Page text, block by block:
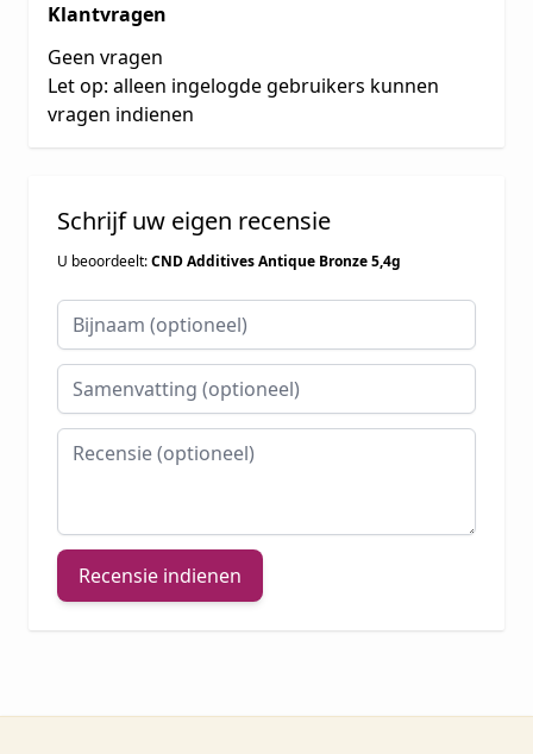
Klantvragen
Geen vragen
Let op: alleen ingelogde gebruikers kunnen
vragen indienen
Schrijf uw eigen recensie
U beoordeelt:CND Additives Antique Bronze 5,4g
Bijnaam
Samenvatting
Recensie
Recensie indienen